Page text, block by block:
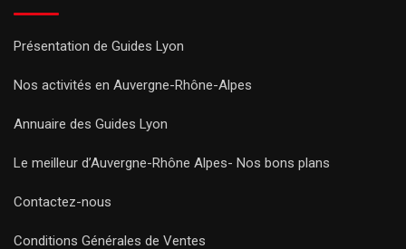
Présentation de Guides Lyon
Nos activités en Auvergne-Rhône-Alpes
Annuaire des Guides Lyon
Le meilleur d’Auvergne-Rhône Alpes- Nos bons plans
Contactez-nous
Conditions Générales de Ventes